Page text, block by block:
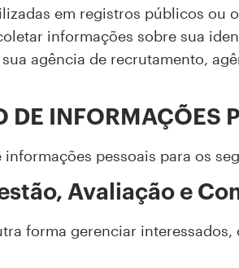
em registros públicos ou
informações sobre sua
agência de recrutamento,
DE INFORMAÇÕES
pessoais para os
Avaliação e
forma gerenciar